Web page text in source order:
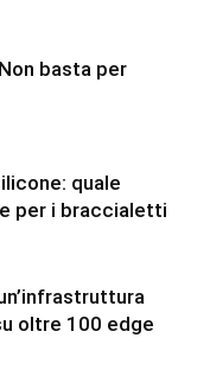
basta per
quale
per i braccialetti
oltre 100 edge